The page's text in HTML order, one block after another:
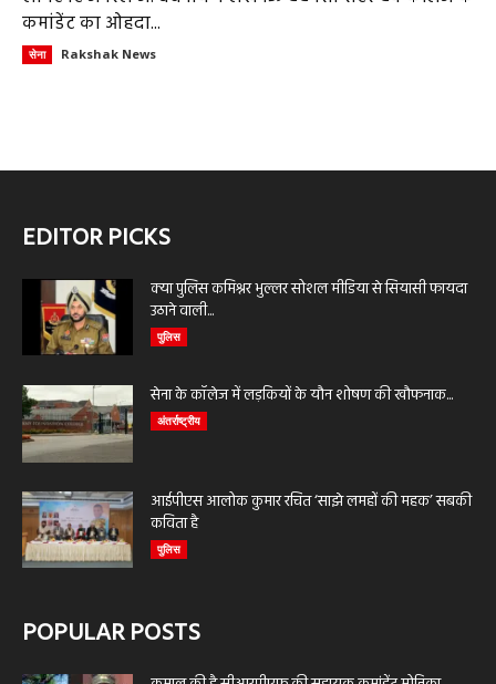
कमांडेंट का ओहदा...
सेना Rakshak News
EDITOR PICKS
क्या पुलिस कमिश्नर भुल्लर सोशल मीडिया से सियासी फायदा
उठाने वाली...
पुलिस
सेना के कॉलेज में लड़कियों के यौन शोषण की खौफनाक...
अंतर्राष्ट्रीय
आईपीएस आलोक कुमार रचित ‘साझे लमहों की महक’ सबकी
कविता है
पुलिस
POPULAR POSTS